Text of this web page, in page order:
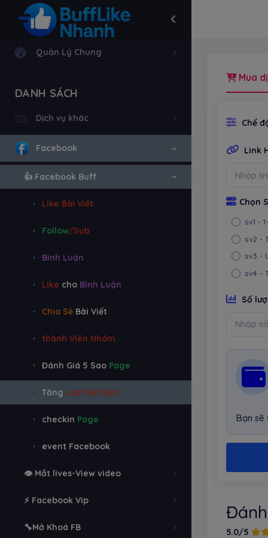
Quản Lý Chung
DANH SÁCH
Dịch vụ khác
Facebook
👍 Facebook Buff
Like Bài Viết
Follow/Sub
Bình Luận
Like cho Bình Luận
Chia Sẻ Bài Viết
thành Viên Nhóm
Đánh Giá 5 Sao Page
Tăng Lượt Kết Bạn
checkin Page
event Facebook
👁️ Mắt lives-View video
⚡ Facebook Vip
🔧Mở Khoá FB
Mua
Chế
Link
Chọn
sv1 -
sv2 -
sv3 -
sv4 -
Số
Bạn sẽ
5.0/5